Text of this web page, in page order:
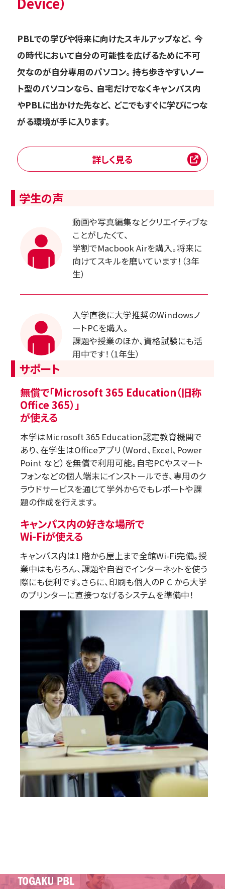
PBLでの学びや将来に向けたスキルアップなど、 今
の時代において自分の可能性を広げるために不可
欠なのが自分専用のパソコン。 持ち歩きやすいノー
ト型のパソコンなら、 自宅だけでなくキャンパス内
やPBLに出かけた先など、 どこでもすぐに学びにつな
がる環境が手に入ります。
詳しく見る
学生の声
動画や写真編集などクリエイティブな
ことがしたくて、
学割でMacbook Airを購入。将来に
向けてスキルを磨いています！（3年
生）
入学直後に大学推奨のWindowsノ
ートPCを購入。
課題や授業のほか、資格試験にも活
用中です！（1年生）
サポート
無償で「Microsoft 365 Education（旧称
Office 365）」
が使える
本学はMicrosoft 365 Education認定教育機関で
あり、在学生はOfficeアプリ（Word、Excel、Power
Point など）を無償で利用可能。自宅PCやスマート
フォンなどの個人端末にインストールでき、専用のク
ラウドサービスを通じて学外からでもレポートや課
題の作成を行えます。
キャンパス内の好きな場所で
Wi-Fiが使える
キャンパス内は1 階から屋上まで全館Wi-Fi完備。授
業中はもちろん、課題や自習でインターネットを使う
際にも便利です。さらに、印刷も個人のP C から大学
のプリンターに直接つなげるシステムを準備中！
TOGAKU PBL